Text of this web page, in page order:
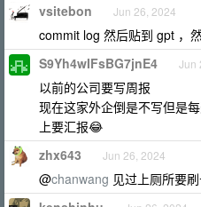
vsitebon Jun 26, 2024
commit log 然后贴到 gpt ，
S9Yh4wIFsBG7jnE4 Jun
以前的公司要写周报
现在这家外企倒是不写但是
上要汇报😂
zhx643 Jun 26, 2024
@chanwang 见过上厕所要